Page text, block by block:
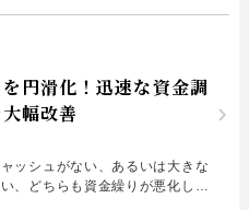
労することが多いですよね。
円滑化！迅速な資金調
幅改善
ッシュがない、あるいは大きな
、どちらも資金繰りが悪化して